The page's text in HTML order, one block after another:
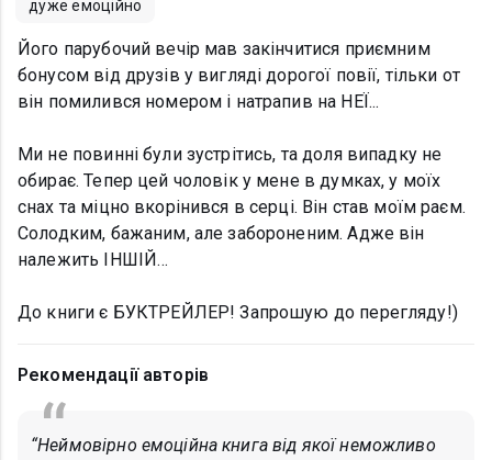
дуже емоційно
Його парубочий вечір мав закінчитися приємним
бонусом від друзів у вигляді дорогої повії, тільки от
він помилився номером і натрапив на НЕЇ...
Ми не повинні були зустрітись, та доля випадку не
обирає. Тепер цей чоловік у мене в думках, у моїх
снах та міцно вкорінився в серці. Він став моїм раєм.
Солодким, бажаним, але забороненим. Адже він
належить ІНШІЙ…
До книги є БУКТРЕЙЛЕР! Запрошую до перегляду!)
Рекомендації авторів
“Неймовірно емоційна книга від якої неможливо